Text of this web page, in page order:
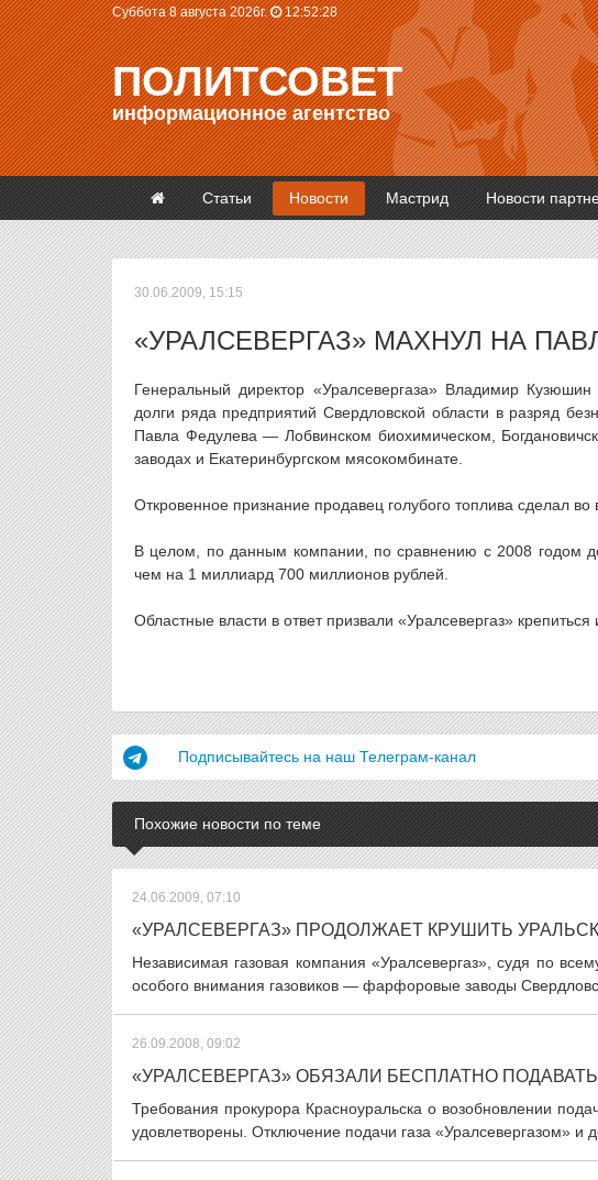
Суббота 8 августа 2026г. 12:52:29
ПОЛИТСОВЕТ
информационное агентство
Статьи Новости Мастрид Новости
30.06.2009, 15:15
«УРАЛСЕВЕРГАЗ» МАХНУЛ НА
Генеральный директор «Уралсевергаза» Владимир
долги ряда предприятий Свердловской области в разряд
Павла Федулева — Лобвинском биохимическом,
заводах и Екатеринбургском мясокомбинате.
Откровенное признание продавец голубого топлива сделал
В целом, по данным компании, по сравнению с 2008 годом
чем на 1 миллиард 700 миллионов рублей.
Областные власти в ответ призвали «Уралсевергаз»
Подписывайтесь на наш Телеграм-канал
Похожие новости по теме
24.06.2009, 07:10
«УРАЛСЕВЕРГАЗ» ПРОДОЛЖАЕТ КРУШИТЬ
Независимая газовая компания «Уралсевергаз», судя по
особого внимания газовиков — фарфоровые заводы
26.09.2008, 09:02
«УРАЛСЕВЕРГАЗ» ОБЯЗАЛИ БЕСПЛАТНО
Требования прокурора Красноуральска о возобновлении
удовлетворены. Отключение подачи газа «Уралсевергазом» и